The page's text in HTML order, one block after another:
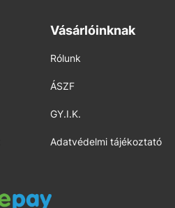
Vásárlóinknak
Rólunk
ÁSZF
GY.I.K.
Adatvédelmi tájékoztató